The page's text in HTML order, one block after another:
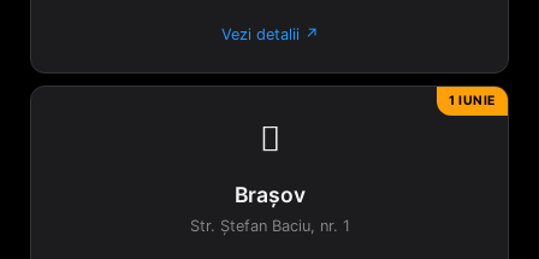
Vezi detalii ↗
1 IUNIE

Brașov
Str. Ștefan Baciu, nr. 1